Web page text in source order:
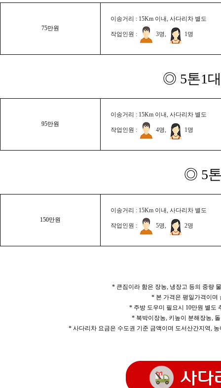
75만원
이송거리 : 15Km 이내, 사다리차 별도
작업인원 : 3명, 1명
◎ 5톤1
95만원
이송거리 : 15Km 이내, 사다리차 별도
작업인원 : 4명, 1명
◎ 5
150만원
이송거리 : 15Km 이내, 사다리차 별도
작업인원 : 5명, 2명
* 큰짐이라 함은 장농, 냉장고 등의 중량
* 본 가격은 평일가격이며
* 주방 도우미 필요시 10만원 별도
* 북박이장농, 키높이 분해장농,
* 사다리차 요금은 수도권 기준 금액이며 도서산간지역,